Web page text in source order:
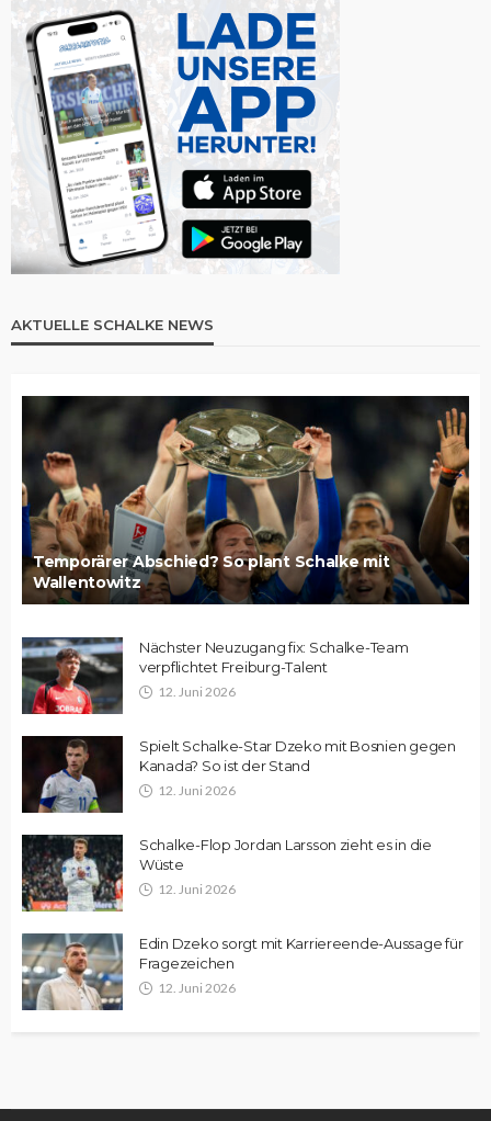
AKTUELLE SCHALKE NEWS
Temporärer Abschied? So plant Schalke mit
Wallentowitz
Nächster Neuzugang fix: Schalke-Team
verpflichtet Freiburg-Talent
12. Juni 2026
Spielt Schalke-Star Dzeko mit Bosnien gegen
Kanada? So ist der Stand
12. Juni 2026
Schalke-Flop Jordan Larsson zieht es in die
Wüste
12. Juni 2026
Edin Dzeko sorgt mit Karriereende-Aussage für
Fragezeichen
12. Juni 2026